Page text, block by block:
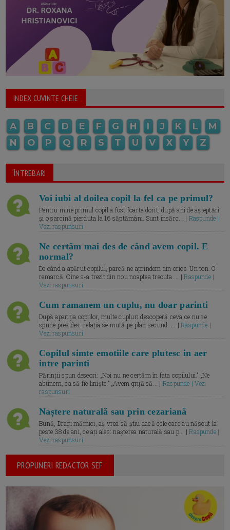
INDEX CUVINTE CHEIE
A B C D E F G H I J K L
M
N
O P Q R S T U V X Y Z
ÎNTREBARI
Voi iubi al doilea copil la fel ca pe primul?
Pentru mine primul copil a fost foarte dorit, după ani de așteptări
și o sarcină pierduta la 16 săptămâni. Sunt însărc... | Raspunde |
Vezi raspunsuri
Ne certăm mai des de când avem copil. E
normal?
De când a apărut copilul, parcă ne aprindem din orice. Un ton. O
remarcă. Cine s-a trezit din nou noaptea trecuta.... |Raspunde |
Vezi raspunsuri
Cum ramanem un cuplu, nu doar parinti
După apariția copiilor, multe cupluri descoperă ceva ce nu se
spune prea des: relația se mută pe plan secund. ... |Raspunde |
Vezi raspunsuri
Copilul simte emotiile care plutesc in aer
intre parinti
Părinții spun deseori: „Noi nu ne certăm în fața copilului.” „Ne
abținem, ca să fie liniște.” „Avem grijă să... | Raspunde | Vezi
raspunsuri
Naștere naturală sau prin cezariană
Bună, Dragi mămici, aș vrea să știu dacă cele care au născut la
peste 38 de ani, ce ați ales: nașterea naturală sau p... |Raspunde |
Vezi raspunsuri
PROPUNERI REDACTOR SEF